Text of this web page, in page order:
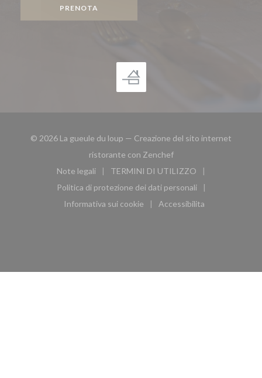
PRENOTA
© 2026 La gueule du loup — Creazione del sito internet
ristorante con Zenchef((apre una nuova
Note legali
((apre una nuova finestra))
TERMINI DI UTILIZZO
((apre una nuova finestra))
Politica di protezione dei dati personali
((apre una nuova finestra))
Informativa sui cookie
((apre una nuova finestra))
Accessibilita